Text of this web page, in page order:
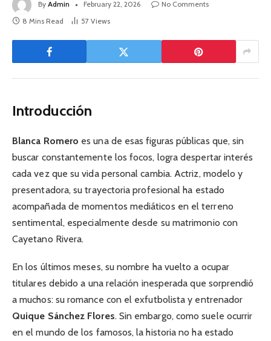
By Admin February 22, 2026
No Comments
8 Mins Read
57 Views
Introducción
Blanca Romero es una de esas figuras públicas que, sin
buscar constantemente los focos, logra despertar interés
cada vez que su vida personal cambia. Actriz, modelo y
presentadora, su trayectoria profesional ha estado
acompañada de momentos mediáticos en el terreno
sentimental, especialmente desde su matrimonio con
Cayetano Rivera.
En los últimos meses, su nombre ha vuelto a ocupar
titulares debido a una relación inesperada que sorprendió
a muchos: su romance con el exfutbolista y entrenador
Quique Sánchez Flores. Sin embargo, como suele ocurrir
en el mundo de los famosos, la historia no ha estado